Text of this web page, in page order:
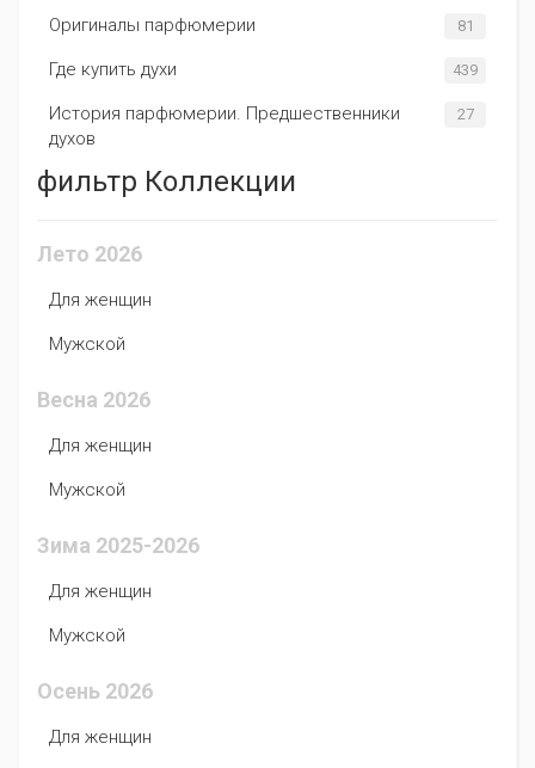
Оригиналы парфюмерии 81
Где купить духи 439
История парфюмерии. Предшественники
духов
27
фильтр Коллекции
Лето 2026
Для женщин
Мужской
Весна 2026
Для женщин
Мужской
Зима 2025-2026
Для женщин
Мужской
Осень 2026
Для женщин